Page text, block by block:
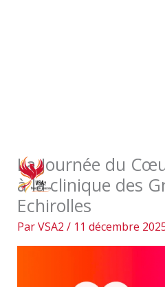
contenu
La Journée du
à la clinique des
Echirolles
ParVSA2 / 11 décembre